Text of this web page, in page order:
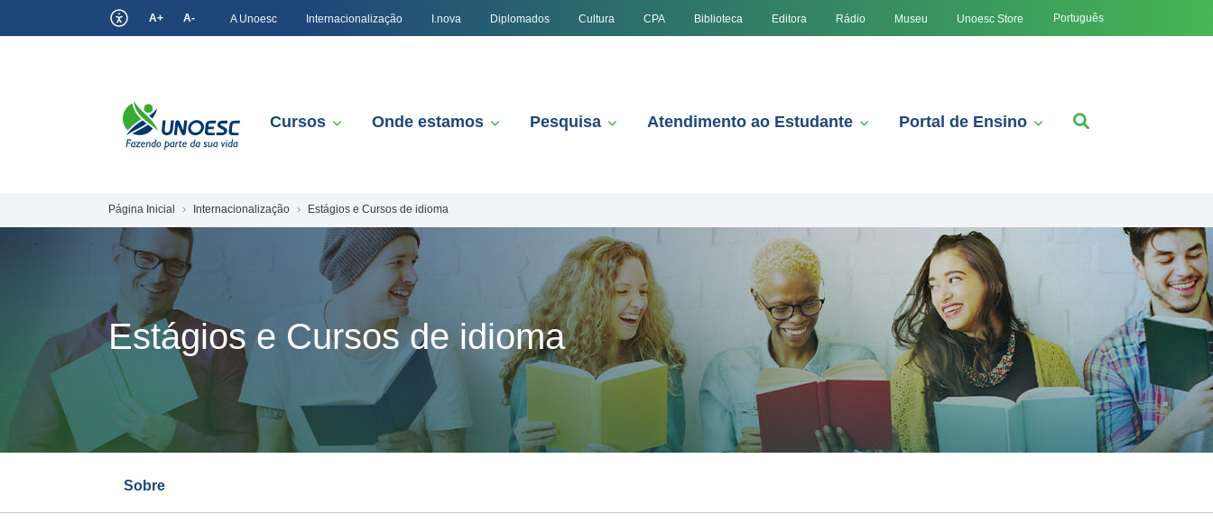
A+ A- A Unoesc Internacionalização I.nova Diplomados Cultura CPA Biblioteca Editora Rádio Museu Unoesc Store Português
Cursos Onde estamos Pesquisa Atendimento ao Estudante Portal de Ensino
Página Inicial Internacionalização Estágios e Cursos de idioma
Estágios e Cursos de idioma
Sobre